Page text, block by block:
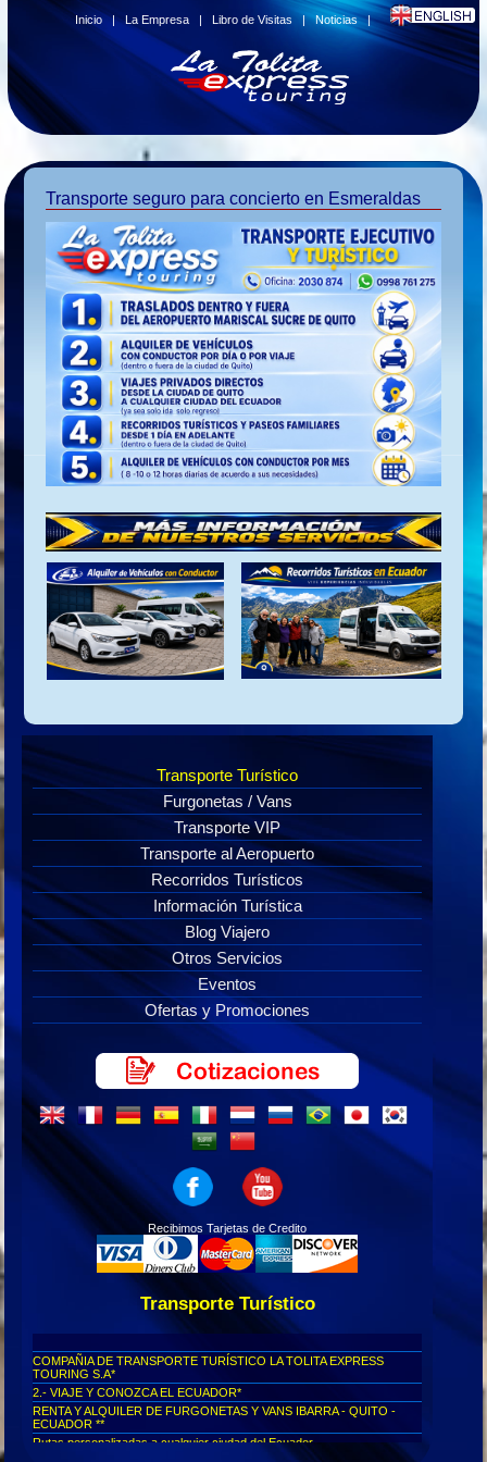
Inicio |La Empresa |Libro de Visitas |Noticias|
Transporte seguro para concierto en Esmeraldas
Transporte Turístico
Furgonetas / Vans
Transporte VIP
Transporte al Aeropuerto
Recorridos Turísticos
Información Turística
Blog Viajero
Otros Servicios
Eventos
Ofertas y Promociones
Recibimos Tarjetas de Credito
Transporte Turístico
COMPAÑIA DE TRANSPORTE TURÍSTICO LA TOLITA EXPRESS
TOURING S.A*
2.- VIAJE Y CONOZCA EL ECUADOR*
RENTA Y ALQUILER DE FURGONETAS Y VANS IBARRA - QUITO -
ECUADOR **
Rutas personalizadas a cualquier ciudad del Ecuador...